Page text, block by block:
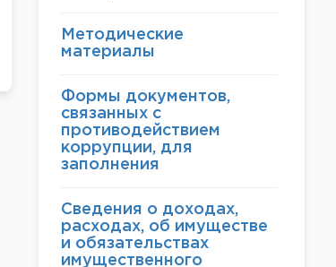
Методические
материалы
Формы документов,
связанных с
противодействием
коррупции, для
заполнения
Сведения о доходах,
расходах, об имуществе
и обязательствах
имущественного